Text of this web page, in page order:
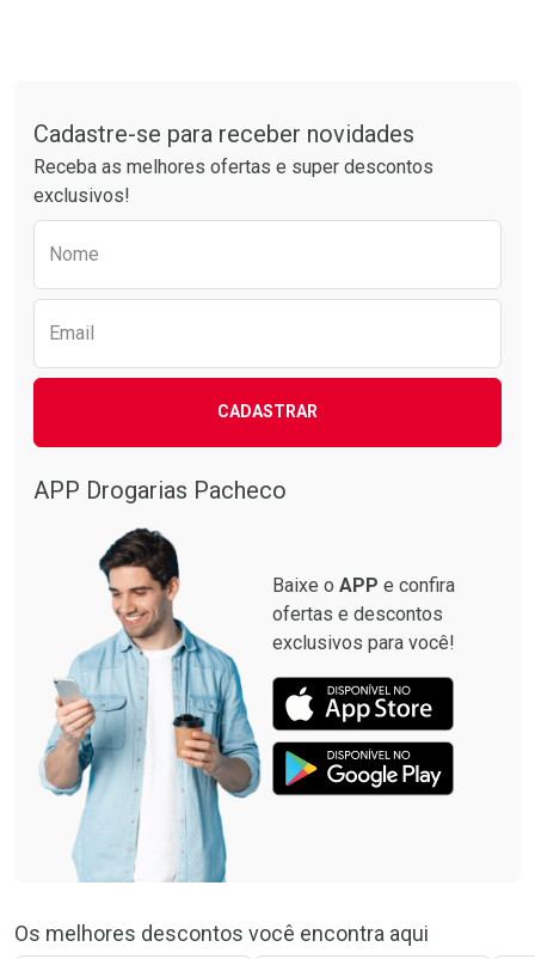
Cadastre-se para receber novidades
Receba as melhores ofertas e super descontos
exclusivos!
Nome
Email
CADASTRAR
APP Drogarias Pacheco
Baixe o APP e confira
ofertas e descontos
exclusivos para você!
Os melhores descontos você encontra aqui